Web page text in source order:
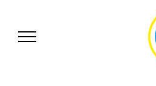
springen